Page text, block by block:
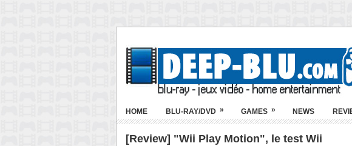
HOME BLU-RAY/DVD » GAMES » NEWS
[Review] "Wii Play Motion", le test Wii